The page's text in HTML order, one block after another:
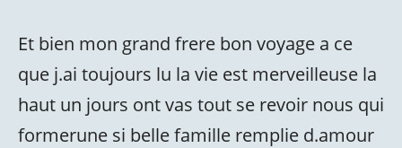
Et bien mon grand frere bon voyage a ce
que j.ai toujours lu la vie est merveilleuse la
haut un jours ont vas tout se revoir nous qui
formerune si belle famille remplie d.amour